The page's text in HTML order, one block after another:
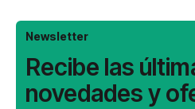
Newsletter
Recibe las
novedades y